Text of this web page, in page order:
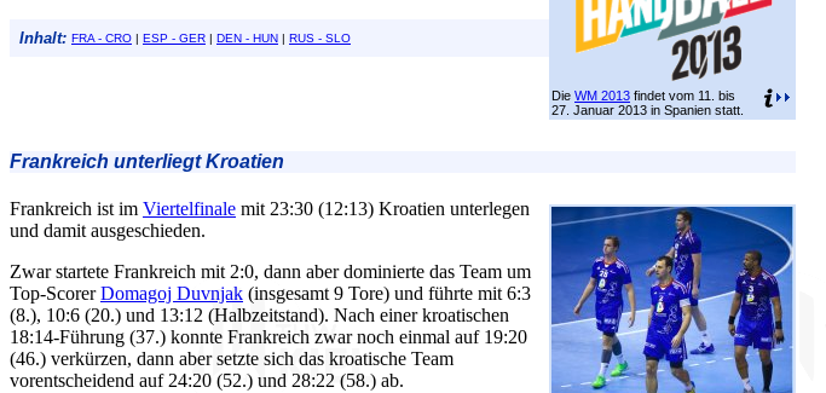
Die WM 2013 findet vom 11. bis
27. Januar 2013 in Spanien statt.
Inhalt: FRA - CRO | ESP - GER | DEN - HUN | RUS - SLO
Frankreich unterliegt Kroatien
Frankreich ist im Viertelfinale mit 23:30 (12:13) Kroatien unterlegen
und damit ausgeschieden.
Zwar startete Frankreich mit 2:0, dann aber dominierte das Team um
Top-ScorerDomagoj Duvnjak (insgesamt 9 Tore) und führte mit 6:3
(8.), 10:6 (20.) und 13:12 (Halbzeitstand). Nach einer kroatischen
18:14-Führung (37.) konnte Frankreich zwar noch einmal auf 19:20
(46.) verkürzen, dann aber setzte sich das kroatische Team
vorentscheidend auf 24:20 (52.) und 28:22 (58.) ab.